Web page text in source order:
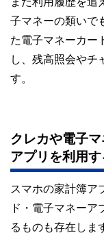
子マネーの類いで
た電子マネーカー
し、残高照会やチ
す。
クレカや電子
アプリを利用す
スマホの家計簿ア
ド・電子マネーア
るものも存在しま